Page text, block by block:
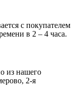
с покупателем
в 2 – 4 часа.
из нашего
2-я